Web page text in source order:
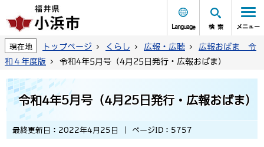
Language 検索 メニュー
現在地 トップページ くらし 広報・広聴
広報おばま 令
和４年度版
令和4年5月号（4月25日発行・広報おばま)
令和4年5月号（4月25日発行・広報おばま)
最終更新日：2022年4月25日 ページID：5757